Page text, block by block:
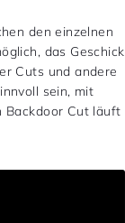
den einzelnen
das Geschick
Cuts und andere
sein, mit
Backdoor Cut läuft